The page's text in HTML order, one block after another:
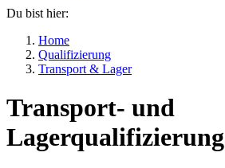
Du bist hier:
Home
Qualifizierung
Transport & Lager
Transport- und
Lagerqualifizierung